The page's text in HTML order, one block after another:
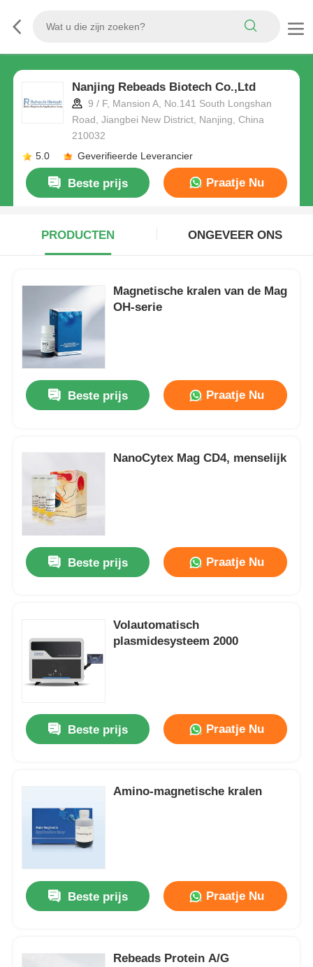
Nanjing Rebeads Biotech Co.,Ltd
9 / F, Mansion A, No.141 South Longshan
Road, Jiangbei New District, Nanjing, China
210032
5.0
Geverifieerde Leverancier
Beste prijs Praatje Nu
PRODUCTEN ONGEVEER ONS
Magnetische kralen van de Mag
OH-serie
Beste prijs Praatje Nu
NanoCytex Mag CD4, menselijk
Beste prijs Praatje Nu
Volautomatisch
plasmidesysteem 2000
Beste prijs Praatje Nu
Amino-magnetische kralen
Beste prijs Praatje Nu
Rebeads Protein A/G